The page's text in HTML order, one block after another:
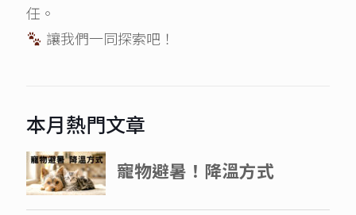
任。
讓我們一同探索吧！
本月熱門文章